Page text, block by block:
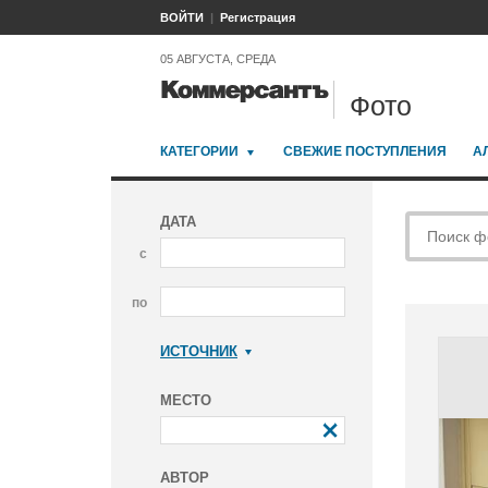
ВОЙТИ Регистрация
05 АВГУСТА, СРЕДА
Фото
КАТЕГОРИИ СВЕЖИЕ ПОСТУПЛЕНИЯ
ДАТА
с
по
ИСТОЧНИК
МЕСТО
АВТОР